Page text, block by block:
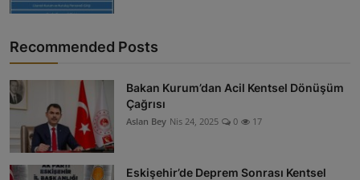
Recommended Posts
Bakan Kurum’dan Acil Kentsel Dönüşüm
Çağrısı
Aslan Bey Nis 24, 2025 0 17
Eskişehir’de Deprem Sonrası Kentsel